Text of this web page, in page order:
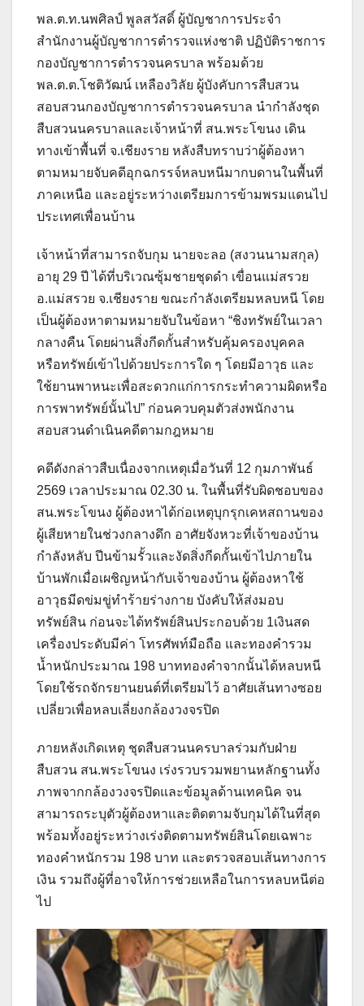
พล.ต.ท.นพศิลป์ พูลสวัสดิ์ ผู้บัญชาการประจำ
สำนักงานผู้บัญชาการตำรวจแห่งชาติ ปฏิบัติราชการ
กองบัญชาการตำรวจนครบาล พร้อมด้วย
พล.ต.ต.โชติวัฒน์ เหลืองวิลัย ผู้บังคับการสืบสวน
สอบสวนกองบัญชาการตำรวจนครบาล นำกำลังชุด
สืบสวนนครบาลและเจ้าหน้าที่ สน.พระโขนง เดิน
ทางเข้าพื้นที่ จ.เชียงราย หลังสืบทราบว่าผู้ต้องหา
ตามหมายจับคดีอุกฉกรรจ์หลบหนีมากบดานในพื้นที่
ภาคเหนือ และอยู่ระหว่างเตรียมการข้ามพรมแดนไป
ประเทศเพื่อนบ้าน
เจ้าหน้าที่สามารถจับกุม นายจะลอ (สงวนนามสกุล)
อายุ 29 ปี ได้ที่บริเวณซุ้มชายชุดดำ เขื่อนแม่สรวย
อ.แม่สรวย จ.เชียงราย ขณะกำลังเตรียมหลบหนี โดย
เป็นผู้ต้องหาตามหมายจับในข้อหา “ชิงทรัพย์ในเวลา
กลางคืน โดยผ่านสิ่งกีดกั้นสำหรับคุ้มครองบุคคล
หรือทรัพย์เข้าไปด้วยประการใด ๆ โดยมีอาวุธ และ
ใช้ยานพาหนะเพื่อสะดวกแก่การกระทำความผิดหรือ
การพาทรัพย์นั้นไป” ก่อนควบคุมตัวส่งพนักงาน
สอบสวนดำเนินคดีตามกฎหมาย
คดีดังกล่าวสืบเนื่องจากเหตุเมื่อวันที่ 12 กุมภาพันธ์
2569 เวลาประมาณ 02.30 น. ในพื้นที่รับผิดชอบของ
สน.พระโขนง ผู้ต้องหาได้ก่อเหตุบุกรุกเคหสถานของ
ผู้เสียหายในช่วงกลางดึก อาศัยจังหวะที่เจ้าของบ้าน
กำลังหลับ ปีนข้ามรั้วและงัดสิ่งกีดกั้นเข้าไปภายใน
บ้านพักเมื่อเผชิญหน้ากับเจ้าของบ้าน ผู้ต้องหาใช้
อาวุธมีดข่มขู่ทำร้ายร่างกาย บังคับให้ส่งมอบ
ทรัพย์สิน ก่อนจะได้ทรัพย์สินประกอบด้วย 1เงินสด
เครื่องประดับมีค่า โทรศัพท์มือถือ และทองคำรวม
น้ำหนักประมาณ 198 บาททองคำจากนั้นได้หลบหนี
โดยใช้รถจักรยานยนต์ที่เตรียมไว้ อาศัยเส้นทางซอย
เปลี่ยวเพื่อหลบเลี่ยงกล้องวงจรปิด
ภายหลังเกิดเหตุ ชุดสืบสวนนครบาลร่วมกับฝ่าย
สืบสวน สน.พระโขนง เร่งรวบรวมพยานหลักฐานทั้ง
ภาพจากกล้องวงจรปิดและข้อมูลด้านเทคนิค จน
สามารถระบุตัวผู้ต้องหาและติดตามจับกุมได้ในที่สุด
พร้อมทั้งอยู่ระหว่างเร่งติดตามทรัพย์สินโดยเฉพาะ
ทองคำหนักรวม 198 บาท และตรวจสอบเส้นทางการ
เงิน รวมถึงผู้ที่อาจให้การช่วยเหลือในการหลบหนีต่อ
ไป